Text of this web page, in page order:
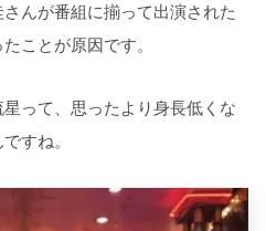
んが番組に揃って出演された
ことが原因です。
って、思ったより身長低くな
すね。